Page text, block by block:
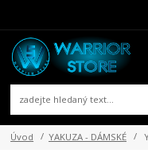
Úvod YAKUZA - DÁMSKÉ